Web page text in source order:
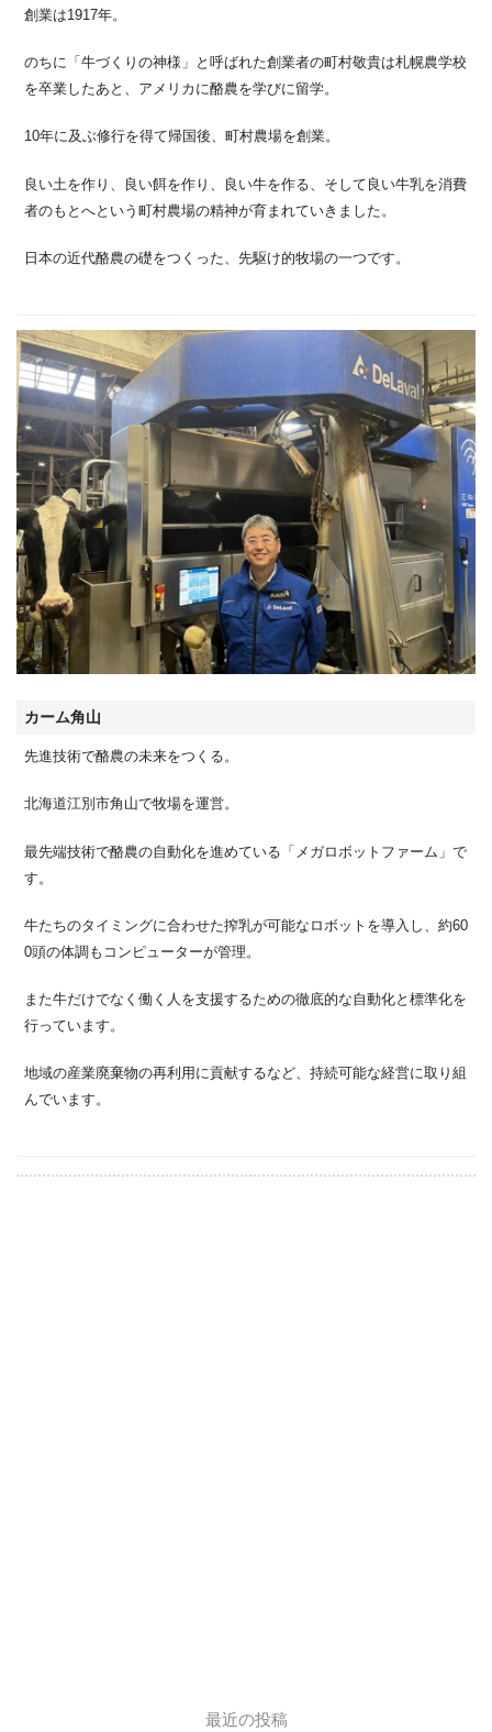
創業は1917年。
のちに「牛づくりの神様」と呼ばれた創業者の町村敬貴は札幌農学校
を卒業したあと、アメリカに酪農を学びに留学。
10年に及ぶ修行を得て帰国後、町村農場を創業。
良い土を作り、良い餌を作り、良い牛を作る、そして良い牛乳を消費
者のもとへという町村農場の精神が育まれていきました。
日本の近代酪農の礎をつくった、先駆け的牧場の一つです。
カーム角山
先進技術で酪農の未来をつくる。
北海道江別市角山で牧場を運営。
最先端技術で酪農の自動化を進めている「メガロボットファーム」で
す。
牛たちのタイミングに合わせた搾乳が可能なロボットを導入し、約60
0頭の体調もコンピューターが管理。
また牛だけでなく働く人を支援するための徹底的な自動化と標準化を
行っています。
地域の産業廃棄物の再利用に貢献するなど、持続可能な経営に取り組
んでいます。
最近の投稿